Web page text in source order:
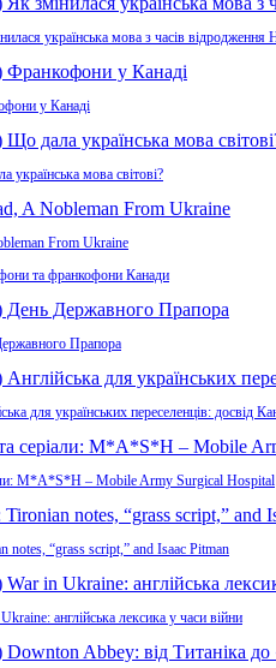
українська мова з часів відродження
у Канаді
українська мова світові?
From Ukraine
та франкофони Канади
Прапора
для українських переселенців: досвід
M*A*S*H – Mobile Army Surgical Hospital
notes, “grass script,” and Isaac Pitman
англійська лексика у часи війни